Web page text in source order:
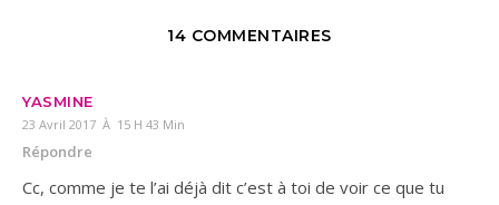
14 COMMENTAIRES
YASMINE
23 Avril 2017 À 15 H 43 Min
Répondre
Cc, comme je te l’ai déjà dit c’est à toi de voir ce que tu